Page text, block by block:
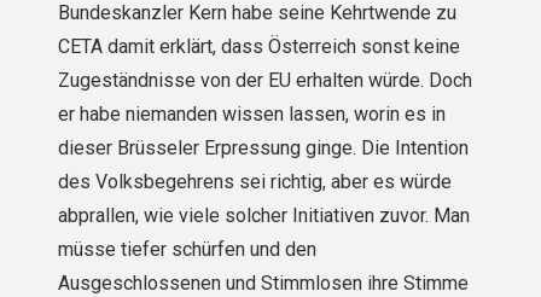
Bundeskanzler Kern habe seine Kehrtwende zu
CETA damit erklärt, dass Österreich sonst keine
Zugeständnisse von der EU erhalten würde. Doch
er habe niemanden wissen lassen, worin es in
dieser Brüsseler Erpressung ginge. Die Intention
des Volksbegehrens sei richtig, aber es würde
abprallen, wie viele solcher Initiativen zuvor. Man
müsse tiefer schürfen und den
Ausgeschlossenen und Stimmlosen ihre Stimme